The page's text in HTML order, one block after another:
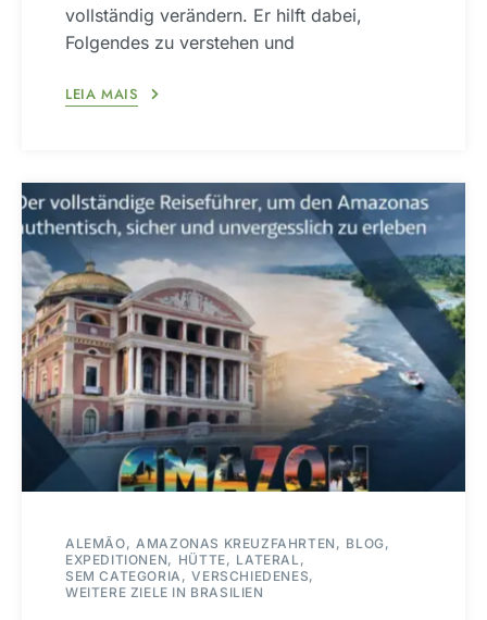
vollständig verändern. Er hilft dabei,
Folgendes zu verstehen und
LEIA MAIS
ALEMÃO AMAZONAS KREUZFAHRTEN
BLOG
EXPEDITIONEN
HÜTTE
LATERAL
SEM CATEGORIA
VERSCHIEDENES
WEITERE ZIELE IN BRASILIEN